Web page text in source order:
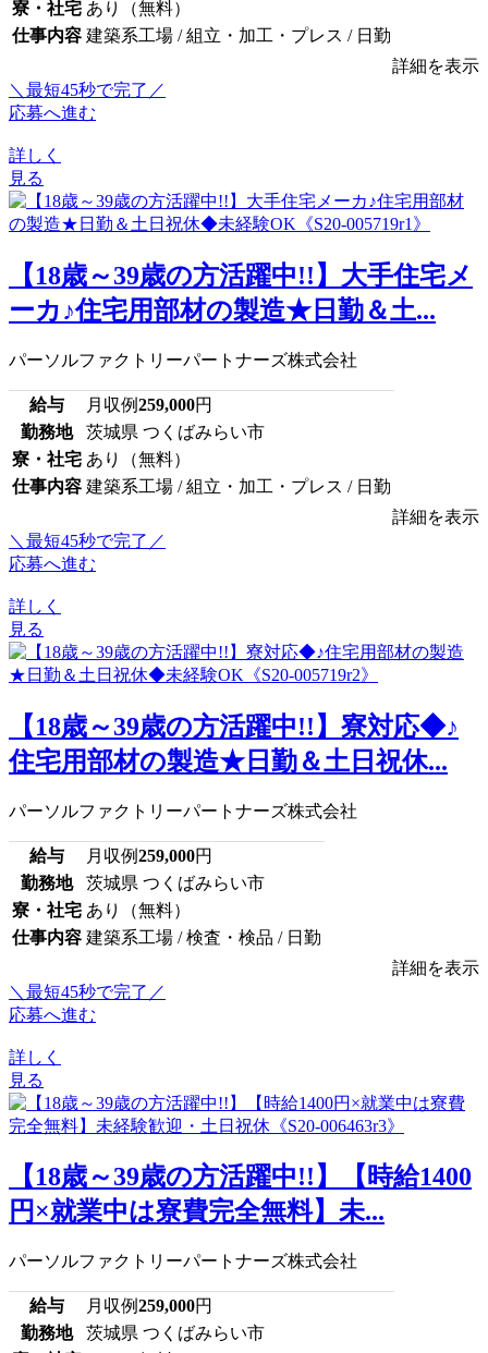
寮・社宅 あり（無料）
仕事内容 建築系工場 / 組立・加工・プレス / 日勤
詳細を表示
＼最短45秒で完了／
応募へ進む
詳しく
見る
【18歳～39歳の方活躍中!!】大手住宅メ
ーカ♪住宅用部材の製造★日勤＆土...
パーソルファクトリーパートナーズ株式会社
給与 月収例259,000円
勤務地
茨城県 つくばみらい市
寮・社宅 あり（無料）
仕事内容 建築系工場 / 組立・加工・プレス / 日勤
詳細を表示
＼最短45秒で完了／
応募へ進む
詳しく
見る
【18歳～39歳の方活躍中!!】寮対応◆♪
住宅用部材の製造★日勤＆土日祝休...
パーソルファクトリーパートナーズ株式会社
給与 月収例259,000円
勤務地
茨城県 つくばみらい市
寮・社宅 あり（無料）
仕事内容 建築系工場 / 検査・検品 / 日勤
詳細を表示
＼最短45秒で完了／
応募へ進む
詳しく
見る
【18歳～39歳の方活躍中!!】【時給1400
円×就業中は寮費完全無料】未...
パーソルファクトリーパートナーズ株式会社
給与 月収例259,000円
勤務地
茨城県 つくばみらい市